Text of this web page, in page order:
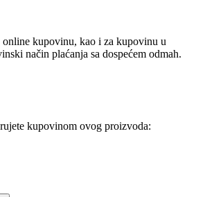
online kupovinu, kao i za kupovinu u
način plaćanja sa dospećem odmah.
kupovinom ovog proizvoda: